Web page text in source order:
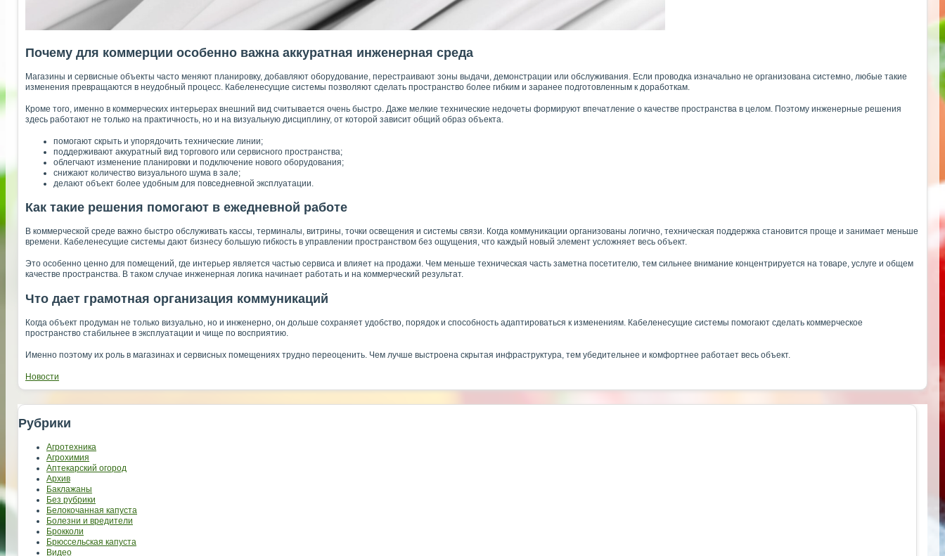
Почему для коммерции особенно важна аккуратная инженерная среда
Магазины и сервисные объекты часто меняют планировку, добавляют оборудование, перестраивают зоны выдачи, демонстрации или обслуживания. Если проводка изначально не организована системно, любые такие
изменения превращаются в неудобный процесс. Кабеленесущие системы позволяют сделать пространство более гибким и заранее подготовленным к доработкам.
Кроме того, именно в коммерческих интерьерах внешний вид считывается очень быстро. Даже мелкие технические недочеты формируют впечатление о качестве пространства в целом. Поэтому инженерные решения
здесь работают не только на практичность, но и на визуальную дисциплину, от которой зависит общий образ объекта.
помогают скрыть и упорядочить технические линии;
поддерживают аккуратный вид торгового или сервисного пространства;
облегчают изменение планировки и подключение нового оборудования;
снижают количество визуального шума в зале;
делают объект более удобным для повседневной эксплуатации.
Как такие решения помогают в ежедневной работе
В коммерческой среде важно быстро обслуживать кассы, терминалы, витрины, точки освещения и системы связи. Когда коммуникации организованы логично, техническая поддержка становится проще и занимает меньше
времени. Кабеленесущие системы дают бизнесу большую гибкость в управлении пространством без ощущения, что каждый новый элемент усложняет весь объект.
Это особенно ценно для помещений, где интерьер является частью сервиса и влияет на продажи. Чем меньше техническая часть заметна посетителю, тем сильнее внимание концентрируется на товаре, услуге и общем
качестве пространства. В таком случае инженерная логика начинает работать и на коммерческий результат.
Что дает грамотная организация коммуникаций
Когда объект продуман не только визуально, но и инженерно, он дольше сохраняет удобство, порядок и способность адаптироваться к изменениям. Кабеленесущие системы помогают сделать коммерческое
пространство стабильнее в эксплуатации и чище по восприятию.
Именно поэтому их роль в магазинах и сервисных помещениях трудно переоценить. Чем лучше выстроена скрытая инфраструктура, тем убедительнее и комфортнее работает весь объект.
Новости
Рубрики
Агротехника
Агрохимия
Аптекарский огород
Архив
Баклажаны
Без рубрики
Белокочанная капуста
Болезни и вредители
Брокколи
Брюссельская капуста
Видео